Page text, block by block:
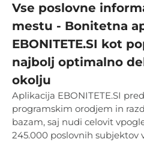
Vse poslovne
mestu - Bonitetna
EBONITETE.SI kot
najbolj optimalno
okolju
Aplikacija EBONITETE.SI
programskim orodjem in
bazam, saj nudi celovit
245.000 poslovnih subjektov